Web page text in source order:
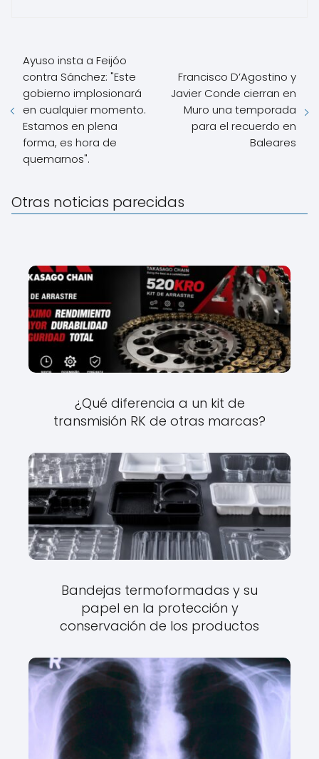
Ayuso insta a Feijóo
contra Sánchez: "Este
gobierno implosionará
en cualquier momento.
Estamos en plena
forma, es hora de
quemarnos".
Francisco D’Agostino y
Javier Conde cierran en
Muro una temporada
para el recuerdo en
Baleares
Otras noticias parecidas
¿Qué diferencia a un kit de
transmisión RK de otras marcas?
Bandejas termoformadas y su
papel en la protección y
conservación de los productos